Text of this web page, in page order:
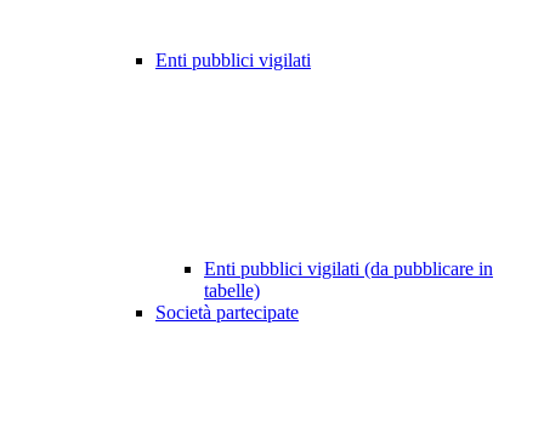
Enti pubblici vigilati
Enti pubblici vigilati (da pubblicare in
tabelle)
Società partecipate